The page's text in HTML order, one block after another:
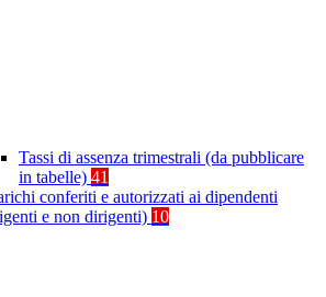
Tassi di assenza trimestrali (da pubblicare
in tabelle) 41
conferiti e autorizzati ai dipendenti
e non dirigenti) 10